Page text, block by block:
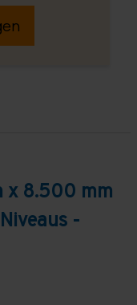
x 8.500 mm
-